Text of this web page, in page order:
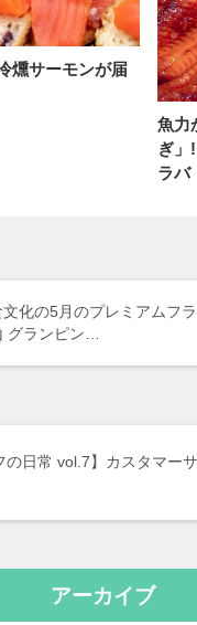
燻サーモンが届
魚力
ぎ」
ラバ
文化の5月のプレミアムフ
グランピン…
の日常 vol.7】カスタマー
アーカイブ